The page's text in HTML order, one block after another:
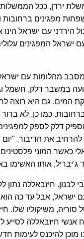
ירדן, ככל
מפגינים ברחובות
הירדני עם ישראל הינו
ישראל המפגינים
מהלומות עם
במשבר דלק, חשמל
המים. גם היא רוצה
כמו כן, לא ברור
דלק לספק
להרחיב את הדיבור.
כאשר המוני
אותו האשימו
לבנון. חיזבאללה נתון
ישראל, אבל עד כה
סוריה, משיקוליו שלו.
אנשי חיזבאללה לסייע
מוכן להיכנס לעימות